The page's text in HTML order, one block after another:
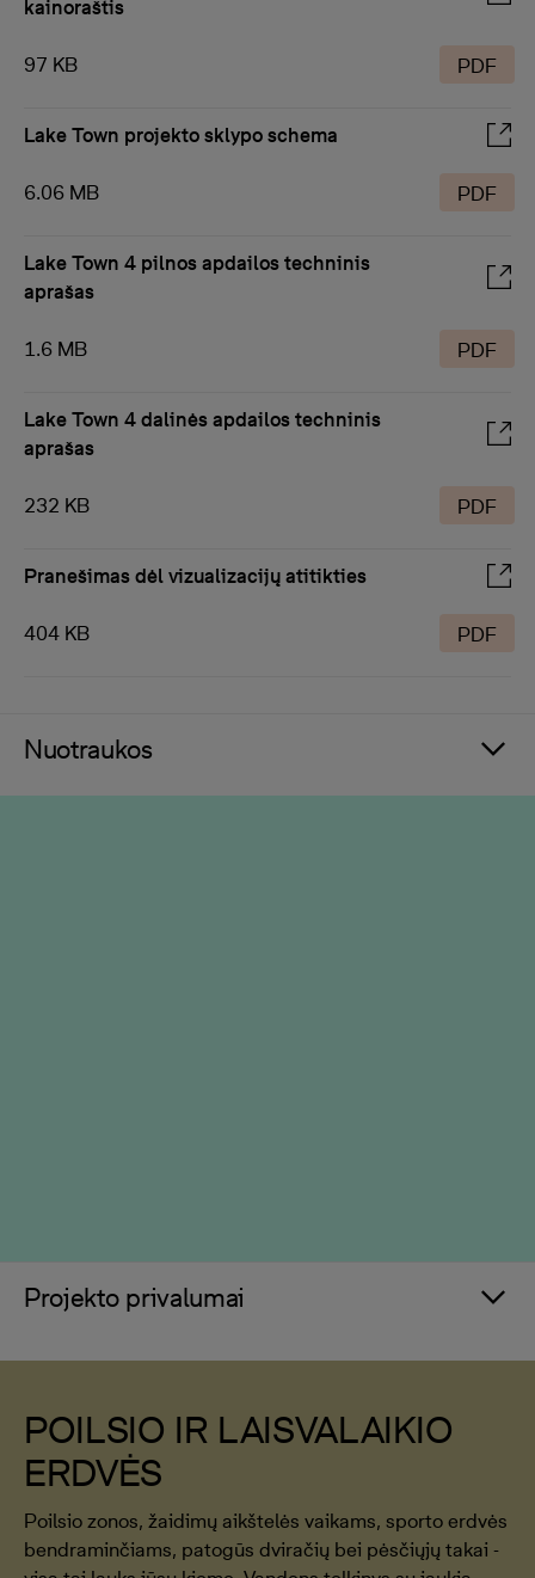
kainoraštis
97 KB PDF
Lake Town projekto sklypo schema
6.06 MB PDF
Lake Town 4 pilnos apdailos techninis
aprašas
1.6 MB PDF
Lake Town 4 dalinės apdailos techninis
aprašas
232 KB PDF
Pranešimas dėl vizualizacijų atitikties
404 KB PDF
Nuotraukos
Projekto privalumai
POILSIO IR LAISVALAIKIO
ERDVĖS
Poilsio zonos, žaidimų aikštelės vaikams, sporto erdvės
bendraminčiams, patogūs dviračių bei pėsčiųjų takai -